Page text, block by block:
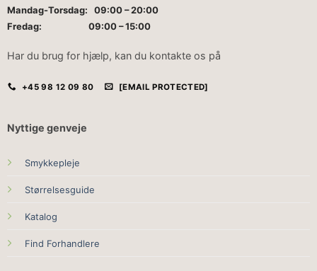
Mandag-Torsdag: 09:00 – 20:00
Fredag: 09:00 – 15:00
Har du brug for hjælp, kan du kontakte os på
+45 98 12 09 80 [EMAIL PROTECTED]
Nyttige genveje
Smykkepleje
Størrelsesguide
Katalog
Find Forhandlere